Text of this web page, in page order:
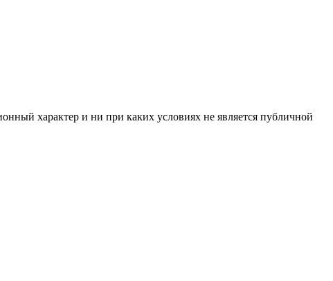
характер и ни при каких условиях не является публичной